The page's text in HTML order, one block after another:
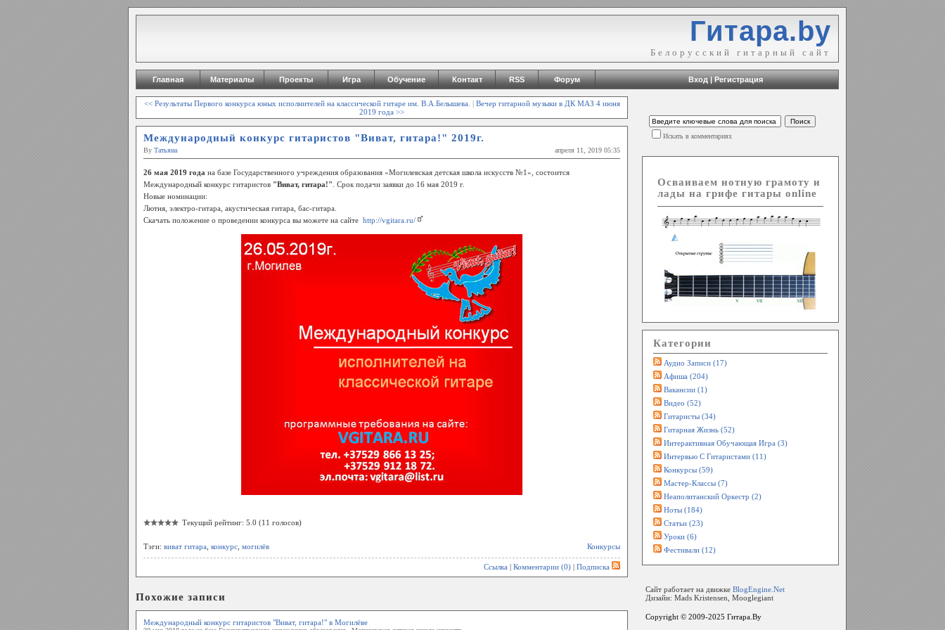
Гитара.by
Белорусский гитарный сайт
Главная Материалы Проекты Игра Обучение Контакт RSS Форум Вход|Регистрация
<< Результаты Первого конкурса юных исполнителей на классической гитаре им. В.А.Белышева. | Вечер гитарной музыки в ДК МАЗ 4 июня
2019 года >>
Международный конкурс гитаристов "Виват, гитара!" 2019г.
By Татьяна апреля 11, 2019 05:35
26 мая 2019 года на базе Государственного учреждения образования «Могилевская детская школа искусств №1», состоится
Международный конкурс гитаристов "Виват, гитара!" . Срок подачи заявки до 16 мая 2019 г.
Новые номинации:
Лютня, электро-гитара, акустическая гитара, бас-гитара.
Скачать положение о проведении конкурса вы можете на сайте http://vgitara.ru/
Текущий рейтинг: 5.0 (11 голосов)
Тэги: виват гитара конкурс могилёв Конкурсы
Ссылка | Комментарии (0) | Подписка
Похожие записи
Международный конкурс гитаристов "Виват, гитара!" в Могилёве
Искать в комментариях
Осваиваем нотную грамоту и
лады на грифе гитары online
Категории
Аудио Записи (17)
Афиша (204)
Вакансии (1)
Видео (52)
Гитаристы (34)
Гитарная Жизнь (52)
Интерактивная Обучающая Игра (3)
Интервью С Гитаристами (11)
Конкурсы (59)
Мастер-Классы (7)
Неаполитанский Оркестр (2)
Ноты (184)
Статьи (23)
Уроки (6)
Фестивали (12)
Сайт работает на движке BlogEngine.Net
Дизайн: Mads Kristensen, Mooglegiant
Copyright © 2009-2025 Гитара.By